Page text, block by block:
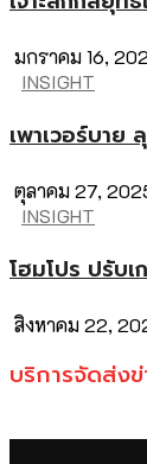
มกราคม 16,
INSIGHT
เพาเวอร์บาย
ตุลาคม 27,
INSIGHT
โฮมโปร ปรับ
สิงหาคม 22,
บริการจัดส่ง